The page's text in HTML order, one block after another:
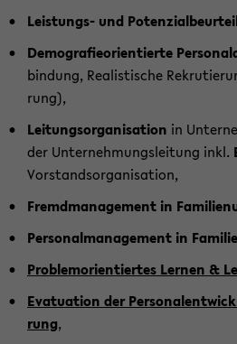
Leistungs-​ und
De­mo­gra­fie­ori­en­tier­te
bin­dung, Rea­lis­ti­sche
rung),
Lei­tungs­or­ga­ni­sa­ti­on in
der Un­ter­neh­mungs­lei­tung inkl.
Vor­stands­or­ga­ni­sa­ti­on,
Fremd­ma­nage­ment in
Per­so­nal­ma­nage­ment in
Pro­blem­ori­en­tier­tes Ler­nen &
Eva­t­ua­ti­on der
rung,